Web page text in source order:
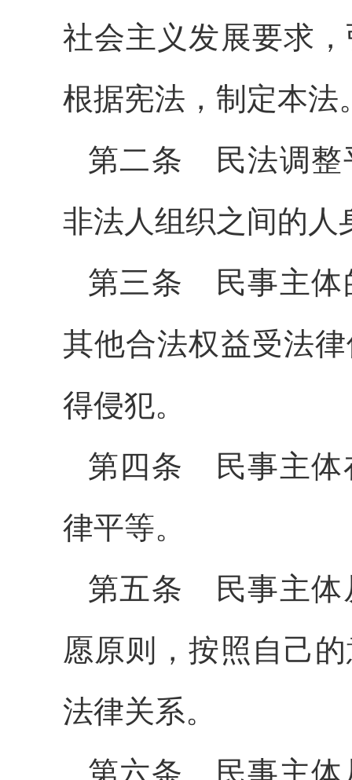
社会主义发展要求
根据宪法，制定本法
第二条 民法调整
非法人组织之间的人
第三条 民事主体
其他合法权益受法
得侵犯。
第四条 民事主体
律平等。
第五条 民事主体
愿原则，按照自己
法律关系。
第六条 民事主体